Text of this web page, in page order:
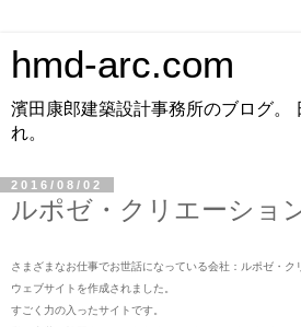
hmd-arc.com
濱田康郎建築設計事務所のブログ。
れ。
2016/08/02
ルポゼ・クリエーショ
さまざまなお仕事でお世話になっている会社：ルポゼ・ク
ウェブサイトを作成されました。
すごく力の入ったサイトです。